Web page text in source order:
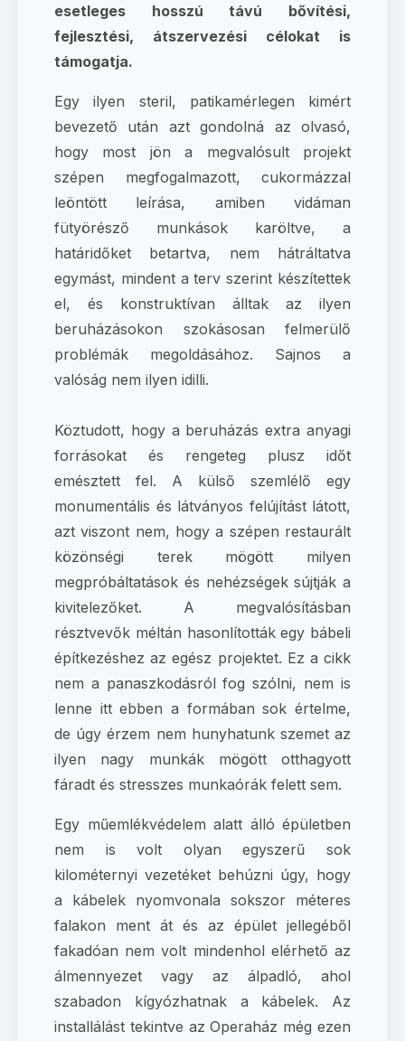
esetleges hosszú távú bővítési,
fejlesztési, átszervezési célokat is
támogatja.
Egy ilyen steril, patikamérlegen kimért
bevezető után azt gondolná az olvasó,
hogy most jön a megvalósult projekt
szépen megfogalmazott, cukormázzal
leöntött leírása, amiben vidáman
fütyörésző munkások karöltve, a
határidőket betartva, nem hátráltatva
egymást, mindent a terv szerint készítettek
el, és konstruktívan álltak az ilyen
beruházásokon szokásosan felmerülő
problémák megoldásához. Sajnos a
valóság nem ilyen idilli.
Köztudott, hogy a beruházás extra anyagi
forrásokat és rengeteg plusz időt
emésztett fel. A külső szemlélő egy
monumentális és látványos felújítást látott,
azt viszont nem, hogy a szépen restaurált
közönségi terek mögött milyen
megpróbáltatások és nehézségek sújtják a
kivitelezőket. A megvalósításban
résztvevők méltán hasonlították egy bábeli
építkezéshez az egész projektet. Ez a cikk
nem a panaszkodásról fog szólni, nem is
lenne itt ebben a formában sok értelme,
de úgy érzem nem hunyhatunk szemet az
ilyen nagy munkák mögött otthagyott
fáradt és stresszes munkaórák felett sem.
Egy műemlékvédelem alatt álló épületben
nem is volt olyan egyszerű sok
kilométernyi vezetéket behúzni úgy, hogy
a kábelek nyomvonala sokszor méteres
falakon ment át és az épület jellegéből
fakadóan nem volt mindenhol elérhető az
álmennyezet vagy az álpadló, ahol
szabadon kígyózhatnak a kábelek. Az
installálást tekintve az Operaház még ezen